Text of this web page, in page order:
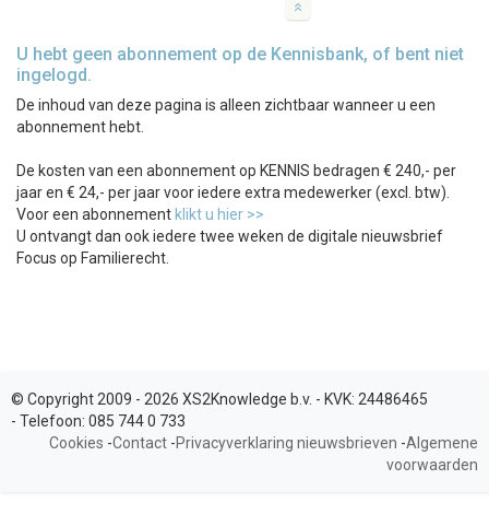
U hebt geen abonnement op de Kennisbank, of bent niet
ingelogd.
De inhoud van deze pagina is alleen zichtbaar wanneer u een
abonnement hebt.
De kosten van een abonnement op KENNIS bedragen € 240,- per
jaar en € 24,- per jaar voor iedere extra medewerker (excl. btw).
Voor een abonnement klikt u hier >>
U ontvangt dan ook iedere twee weken de digitale nieuwsbrief
Focus op Familierecht.
© Copyright 2009 - 2026 XS2Knowledge b.v. - KVK: 24486465
- Telefoon: 085 744 0 733
Cookies -Contact -Privacyverklaring nieuwsbrieven -Algemene
voorwaarden